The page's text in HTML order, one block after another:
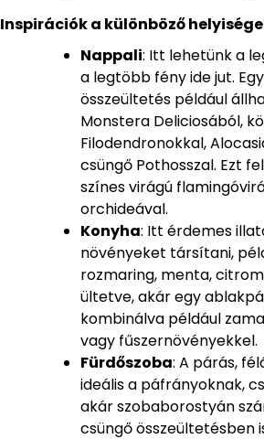
Inspirációk a különböző
Nappali: Itt lehetünk a
a legtöbb fény ide jut.
összeültetés például
Monstera Deliciosából,
Filodendronokkal,
csüngő Pothosszal. Ezt
színes virágú
orchideával.
Konyha: Itt érdemes
növényeket társítani,
rozmaring, menta,
ültetve, akár egy
kombinálva például
vagy fűszernövényekkel.
Fürdőszoba: A párás,
ideális a páfrányoknak,
akár szobaborostyán
csüngő összeültetésben